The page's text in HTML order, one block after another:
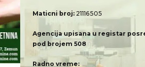
Maticni broj: 21116505
Agencija upisana u registar
pod brojem 508
Radno vreme: